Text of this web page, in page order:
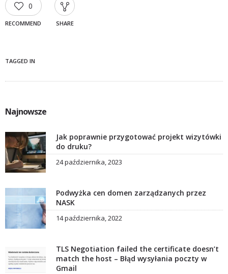
0
RECOMMEND SHARE
TAGGED IN
Najnowsze
Jak poprawnie przygotować projekt wizytówki
do druku?
24 października, 2023
Podwyżka cen domen zarządzanych przez
NASK
14 października, 2022
TLS Negotiation failed the certificate doesn’t
match the host – Błąd wysyłania poczty w
Gmail